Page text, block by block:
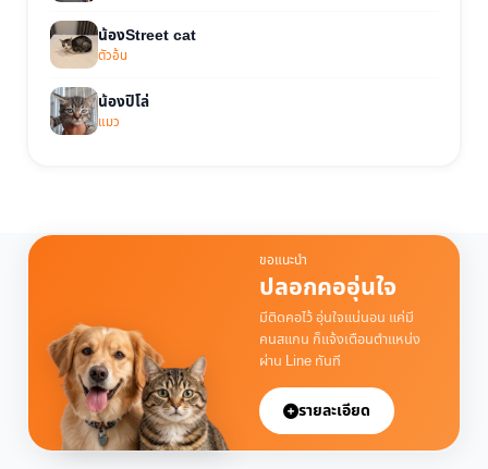
น้องStreet cat
ตัวอ้น
น้องปิโล่
แมว
ขอแนะนำ
ปลอกคออุ่นใจ
มีติดคอไว้ อุ่นใจแน่นอน แค่มี
คนสแกน ก็แจ้งเตือนตำแหน่ง
ผ่าน Line ทันที
รายละเอียด